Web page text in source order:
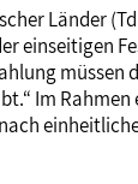
Länder
einseitigen
Im